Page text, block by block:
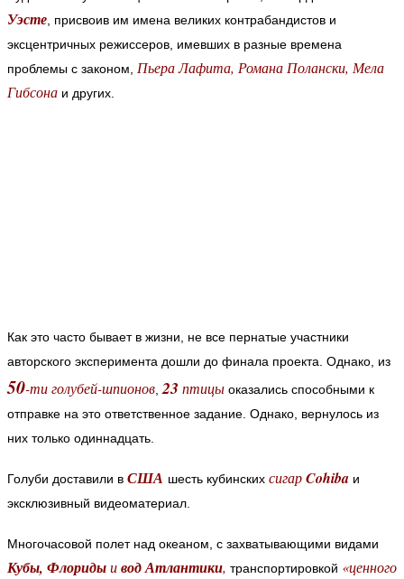
Уэсте , присвоив им имена великих контрабандистов и
эксцентричных режиссеров, имевших в разные времена
проблемы с законом, Пьера Лафита, Романа Полански, Мела
Гибсона и других.
Как это часто бывает в жизни, не все пернатые участники
авторского эксперимента дошли до финала проекта. Однако, из
50-ти голубей-шпионов 23 птицы оказались способными к
отправке на это ответственное задание. Однако, вернулось из
них только одиннадцать.
Голуби доставили в США шесть кубинских сигарCohiba и
эксклюзивный видеоматериал.
Многочасовой полет над океаном, с захватывающими видами
Кубы, Флоридыивод Атлантики, транспортировкой «ценного